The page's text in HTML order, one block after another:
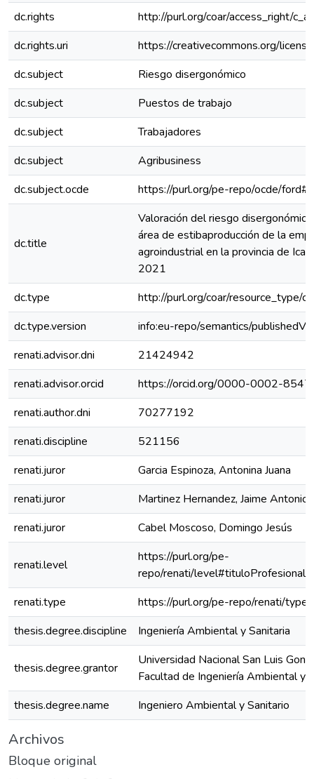
dc.rights
http://purl.org/coar/access_right/
dc.rights.uri
https://creativecommons.org/
dc.subject
Riesgo disergonómico
dc.subject
Puestos de trabajo
dc.subject
Trabajadores
dc.subject
Agribusiness
dc.subject.ocde
https://purl.org/pe-repo/ocde/
dc.title
Valoración del riesgo
área de estibaproducción de la
agroindustrial en la provincia de Ica,
2021
dc.type
http://purl.org/coar/resource_type/
dc.type.version
info:eu-repo/semantics/
renati.advisor.dni
21424942
renati.advisor.orcid
https://orcid.org/0000-0002-
renati.author.dni
70277192
renati.discipline
521156
renati.juror
Garcia Espinoza, Antonina Juana
renati.juror
Martinez Hernandez, Jaime Antonio
renati.juror
Cabel Moscoso, Domingo Jesús
renati.level
https://purl.org/pe-
repo/renati/level#tituloProfesional
renati.type
https://purl.org/pe-repo/renati/
thesis.degree.discipline
Ingeniería Ambiental y Sanitaria
thesis.degree.grantor
Universidad Nacional San Luis
Facultad de Ingeniería Ambiental y
thesis.degree.name
Ingeniero Ambiental y Sanitario
Archivos
Bloque original